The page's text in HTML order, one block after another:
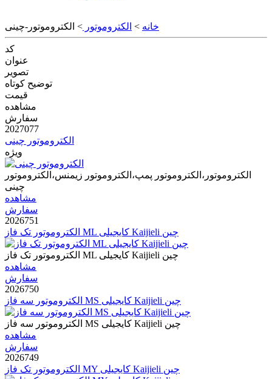
خانه > الکتروموتور > الکتروموتور-چینی
کد
عنوان
تصویر
توضیح کوتاه
قیمت
مشاهده
سفارش
2027077
الکتروموتور چینی
ویژه
الکتروموتور،الکتروموتور پمپ،الکتروموتور زیمنس،الکتروموتور
چینی
مشاهده
سفارش
2026751
الکتروموتور تک فاز ML کایجیلی Kaijieli چین
الکتروموتور تک فاز ML کایجیلی Kaijieli چین
مشاهده
سفارش
2026750
الکتروموتور سه فاز MS کایجیلی Kaijieli چین
الکتروموتور سه فاز MS کایجیلی Kaijieli چین
مشاهده
سفارش
2026749
الکتروموتور تک فاز MY کایجیلی Kaijieli چین